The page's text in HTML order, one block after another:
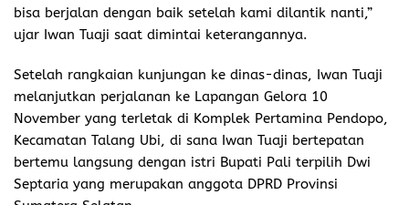
bisa berjalan dengan baik setelah kami dilantik nanti,”
ujar Iwan Tuaji saat dimintai keterangannya.
Setelah rangkaian kunjungan ke dinas-dinas, Iwan Tuaji
melanjutkan perjalanan ke Lapangan Gelora 10
November yang terletak di Komplek Pertamina Pendopo,
Kecamatan Talang Ubi, di sana Iwan Tuaji bertepatan
bertemu langsung dengan istri Bupati Pali terpilih Dwi
Septaria yang merupakan anggota DPRD Provinsi